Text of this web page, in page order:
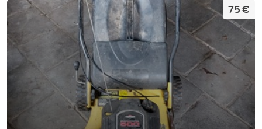
75 €